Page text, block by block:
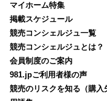
マイホーム特集
掲載スケジュール
競売コンシェルジュ一覧
競売コンシェルジュとは？
会員制度のご案内
981.jpご利用者様の声
競売のリスクを知る（購入